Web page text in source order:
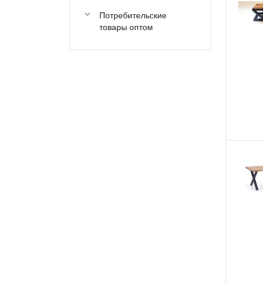
Потребительские
товары оптом